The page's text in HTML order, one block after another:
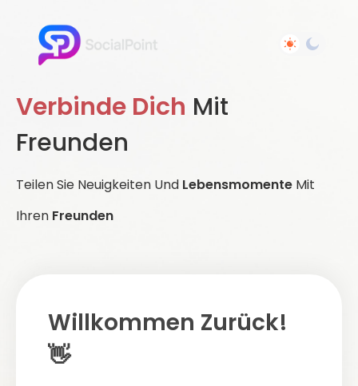
Verbinde Dich Mit
Freunden
Teilen Sie Neuigkeiten Und Lebensmomente Mit
Ihren Freunden
Willkommen Zurück!
👋